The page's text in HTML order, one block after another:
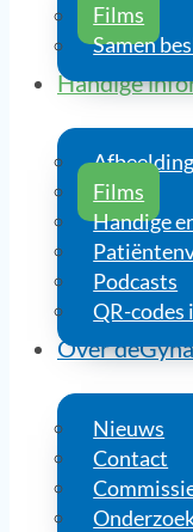
Films
Samen
Handige
Films
Handige
Podcasts
QR-
Over
Nieuws
Contact